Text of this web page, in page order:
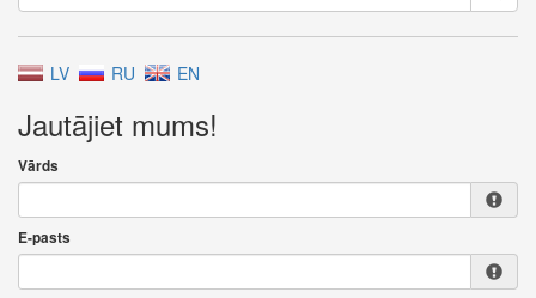
LV RU EN
Jautājiet mums!
Vārds
E-pasts